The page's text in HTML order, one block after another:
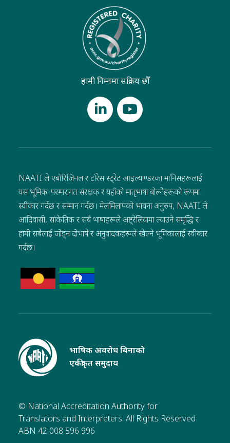
हामी निम्नमा सक्रिय छौँ
NAATI ले एबोरिजिनल र टोरेस स्ट्रेट आइल्याण्डरका मानिसहरूलाई
यस भूमिका परम्परागत संरक्षक र यहाँको मातृभाषा बोल्नेहरूको रूपमा
स्वीकार गर्दछ र सम्मान गर्दछ। मेलमिलापको भावना अनुरुप, NAATI ले
आदिवासी, सांकेतिक र सबै भाषाहरूले अष्ट्रेलियामा ल्याउने समृद्धि र
हामी सबैलाई जोड्न दोभाषे र अनुवादकहरूले खेल्ने भूमिकालाई स्वीकार
गर्दछ।
भाषिक अवरोध बिनाको
एकीकृत समुदाय
© National Accreditation Authority for
Translators and Interpreters. All Rights Reserved
ABN 42 008 596 996